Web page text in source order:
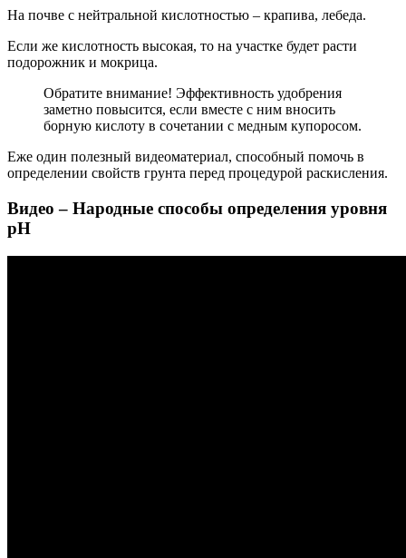
На почве с нейтральной кислотностью – крапива, лебеда.
Если же кислотность высокая, то на участке будет расти
подорожник и мокрица.
Обратите внимание! Эффективность удобрения
заметно повысится, если вместе с ним вносить
борную кислоту в сочетании с медным купоросом.
Еже один полезный видеоматериал, способный помочь в
определении свойств грунта перед процедурой раскисления.
Видео – Народные способы определения уровня
рН